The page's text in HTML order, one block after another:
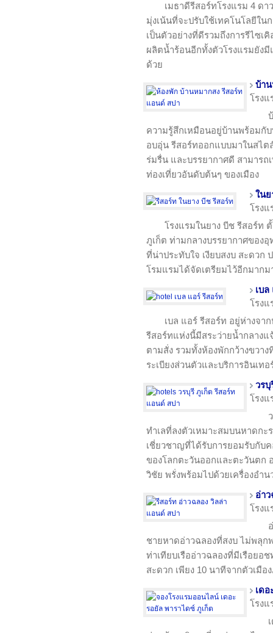
เมธาดีรีสอร์ทโรงแรม 4 ด
มุ่งเน้นที่จะปรับใช้เทคโนโลยีใ
เป็นตัวอย่างที่ดีรวมถึงการรีไซเ
ผลิตน้ำร้อนอีกทั้งตัวโรงแรมยัง
ด้วย
บ้า
โรง
ความรู้สึกเหมือนอยู่บ้านพร้อมกั
อบอุ่น รีสอร์ทออกแบบมาในสไ
ร่มรื่น และบรรยากาศดี สามาร
ท่องเที่ยวอันดับต้นๆ ของเมือง
ในย
โรง
โรงแรมในยาง บีช รีสอร์ท
ภูเก็ต ท่ามกลางบรรยากาศของ
ที่น่าประทับใจ เงียบสงบ สะดวก
โรมแรมได้จัดเตรียมไว้อีกมากม
เบ
โรง
เบล แอร์ รีสอร์ท อยู่ห่างจา
รีสอร์ทแห่งนี้มีสระว่ายน้ำกลางแ
ตามสั่ง รวมทั้งห้องพักกว้างขวา
ระเบียงส่วนตัวและบริการอินเทอ
วร
โรง
ทำเลที่ลงตัวเหมาะสมบนหาดก
เชี่ยวชาญที่ได้รับการยอมรับกับ
ของโลกตะวันออกและตะวันตก
วิชัย พรั่งพร้อมไปด้วยเครื่องอำ
อ่า
โรง
ชายหาดอ่าวฉลองที่สงบ ไม่พลุก
ท่าเทียบเรืออ่าวฉลองที่มีเรือยอ
สะดวก เพียง 10 นาทีจากตัวเมือ
เด
โรง